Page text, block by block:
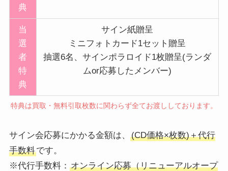
典
当
選
者
特
典
サイン紙贈呈
ミニフォトカード1セット贈呈
抽選6名、サインポラロイド1枚贈呈(ランダ
ムor応募したメンバー)
特典は買取・無料引取枚数に関わらず全てお渡ししております。
サイン会応募にかかる金額は、
(CD価格×枚数)＋代行
手数料です。
※代行手数料： オンライン応募（リニューアルオープ